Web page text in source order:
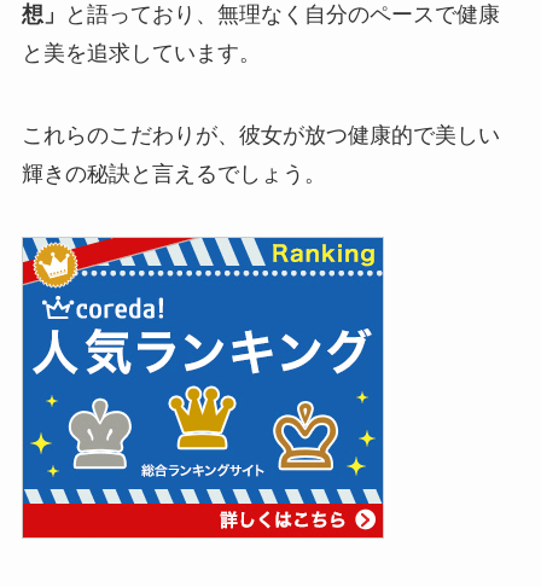
想」
と語っており、無理なく自分のペースで健康
と美を追求しています。
これらのこだわりが、彼女が放つ健康的で美しい
輝きの秘訣と言えるでしょう。